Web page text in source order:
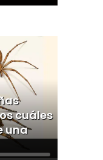
cuáles
una